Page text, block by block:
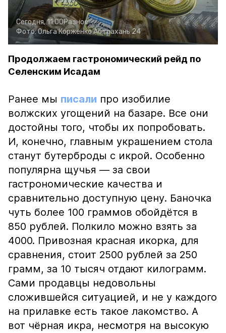
Сегодня, 11:00Разное
Фото:Ольга КорженкоАстрахань 24
Продолжаем гастрономический рейд по
Селенским Исадам
Ранее мы писали про изобилие
волжских угощений на базаре. Все они
достойны того, чтобы их попробовать.
И, конечно, главным украшением стола
станут бутерброды с икрой. Особенно
популярна щучья — за свои
гастрономические качества и
сравнительно доступную цену. Баночка
чуть более 100 граммов обойдётся в
850 рублей. Полкило можно взять за
4000. Привозная красная икорка, для
сравнения, стоит 2500 рублей за 250
грамм, за 10 тысяч отдают килограмм.
Сами продавцы недовольны
сложившейся ситуацией, и не у каждого
на прилавке есть такое лакомство. А
вот чёрная икра, несмотря на высокую